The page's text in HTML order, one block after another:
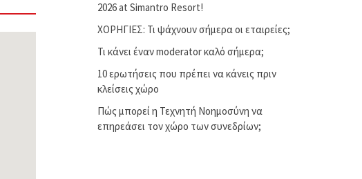
2026 at Simantro Resort!
ΧΟΡΗΓΙΕΣ: Τι ψάχνουν σήμερα οι εταιρείες;
Τι κάνει έναν moderator καλό σήμερα;
10 ερωτήσεις που πρέπει να κάνεις πριν
κλείσεις χώρο
Πώς μπορεί η Τεχνητή Νοημοσύνη να
επηρεάσει τον χώρο των συνεδρίων;